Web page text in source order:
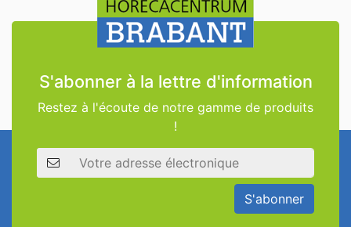
S'abonner à la lettre d'information
Restez à l'écoute de notre gamme de produits
!
Adresse électronique
S'abonner